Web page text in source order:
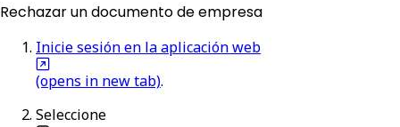
Rechazar un documento de empresa
Inicie sesión en la aplicación web
(opens in new tab).
Seleccione